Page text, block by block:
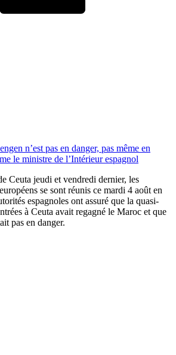
n’est pas en danger, pas même en
le ministre de l’Intérieur espagnol
Ceuta jeudi et vendredi dernier, les
se sont réunis ce mardi 4 août en
espagnoles ont assuré que la quasi-
à Ceuta avait regagné le Maroc et que
pas en danger.